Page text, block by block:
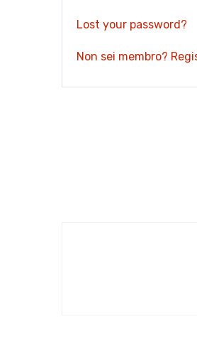
Lost your password?
Non sei membro?